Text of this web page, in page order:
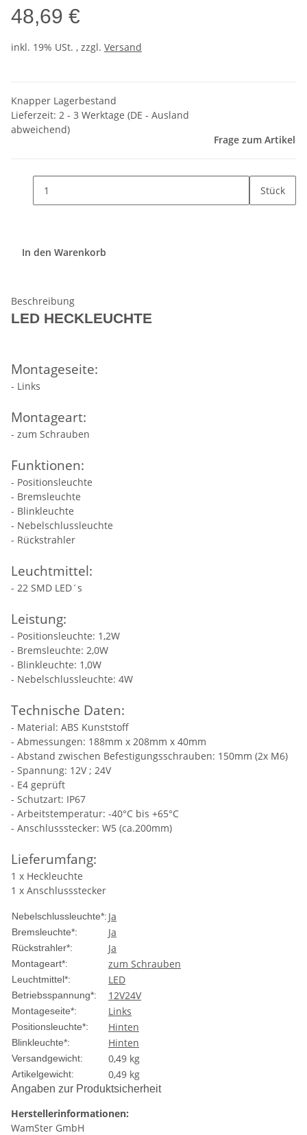
48,69 €
inkl. 19% USt. , zzgl. Versand
Knapper Lagerbestand
Lieferzeit: 2 - 3 Werktage (DE - Ausland
abweichend)
Frage zum Artikel
Stück
In den Warenkorb
Beschreibung
LED HECKLEUCHTE
Montageseite:
- Links
Montageart:
- zum Schrauben
Funktionen:
- Positionsleuchte
- Bremsleuchte
- Blinkleuchte
- Nebelschlussleuchte
- Rückstrahler
Leuchtmittel:
- 22 SMD LED´s
Leistung:
- Positionsleuchte: 1,2W
- Bremsleuchte: 2,0W
- Blinkleuchte: 1,0W
- Nebelschlussleuchte: 4W
Technische Daten:
- Material: ABS Kunststoff
- Abmessungen: 188mm x 208mm x 40mm
- Abstand zwischen Befestigungsschrauben: 150mm (2x M6)
- Spannung: 12V ; 24V
- E4 geprüft
- Schutzart: IP67
- Arbeitstemperatur: -40°C bis +65°C
- Anschlussstecker: W5 (ca.200mm)
Lieferumfang:
1 x Heckleuchte
1 x Anschlussstecker
Nebelschlussleuchte*: Ja
Bremsleuchte*: Ja
Rückstrahler*: Ja
Montageart*: zum Schrauben
Leuchtmittel*: LED
Betriebsspannung*: 12V24V
Montageseite*: Links
Positionsleuchte*: Hinten
Blinkleuchte*: Hinten
Versandgewicht: 0,49 kg
Artikelgewicht: 0,49 kg
Angaben zur Produktsicherheit
Herstellerinformationen:
WamSter GmbH